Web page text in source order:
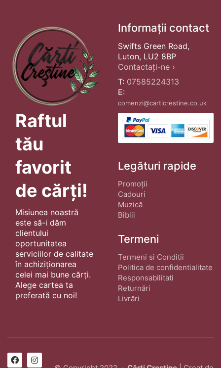
Raftul
tău
favorit
de cărți!
Misiunea noastră
este să-i dăm
clientului
oportunitatea
serviciilor de calitate
în achiziționarea
celei mai bune cărți.
Alege cartea ta
preferată cu noi!
Informații contact
Swifts Green Road,
Luton, LU2 8BP
Contactați-ne ›
T: 07585224313
E:
comenzi@carticrestine.co.uk
Legături rapide
Promoții
Cadouri
Muzică
Biblii
Termeni
Termeni si Conditii
Politica de confidentialitate
Responsabilitati
Returnări
Livrări